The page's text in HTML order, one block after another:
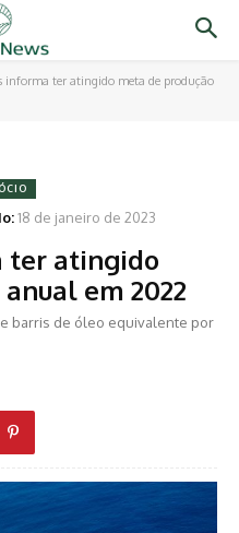
informa ter atingido meta de produção
18 de janeiro de 2023
ter atingido
em 2022
barris de óleo equivalente por